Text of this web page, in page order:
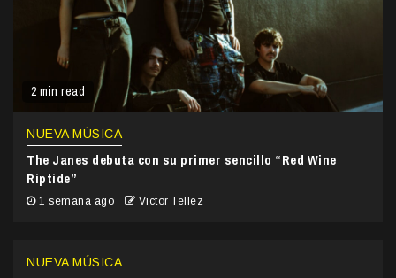
2 min read
NUEVA MÚSICA
The Janes debuta con su primer sencillo “Red Wine
Riptide”
1 semana ago Victor Tellez
NUEVA MÚSICA